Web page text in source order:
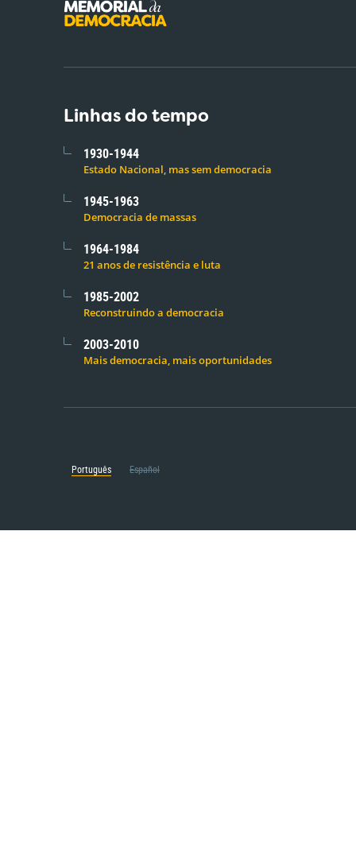
Linhas do tempo
1930-1944
Estado Nacional, mas sem democracia
1945-1963
Democracia de massas
1964-1984
21 anos de resistência e luta
1985-2002
Reconstruindo a democracia
2003-2010
Mais democracia, mais oportunidades
Português Español